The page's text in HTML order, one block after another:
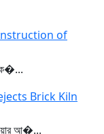
of
Brick Kiln
আ�...